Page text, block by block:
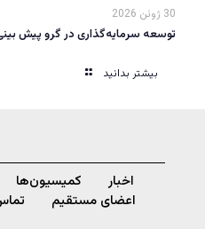
30 ژوئن 2026
توسعه سرمایه‌گذاری در گرو پیش
بیشتر بدانید
اخبار کمیسیون‌ها
اعضای مستقیم